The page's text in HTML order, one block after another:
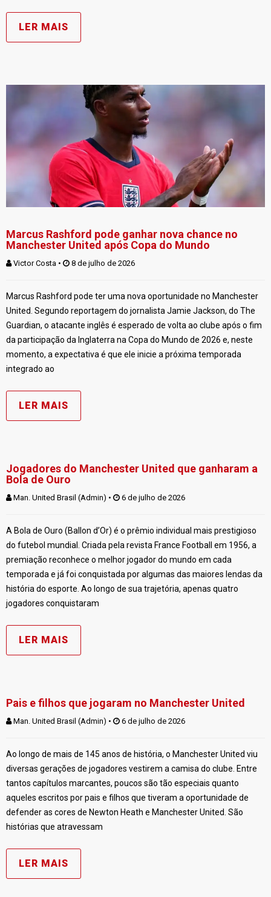
LER MAIS
Marcus Rashford pode ganhar nova chance no
Manchester United após Copa do Mundo
Victor Costa • 8 de julho de 2026
Marcus Rashford pode ter uma nova oportunidade no Manchester
United. Segundo reportagem do jornalista Jamie Jackson, do The
Guardian, o atacante inglês é esperado de volta ao clube após o fim
da participação da Inglaterra na Copa do Mundo de 2026 e, neste
momento, a expectativa é que ele inicie a próxima temporada
integrado ao
LER MAIS
Jogadores do Manchester United que ganharam a
Bola de Ouro
Man. United Brasil (Admin) • 6 de julho de 2026
A Bola de Ouro (Ballon d’Or) é o prêmio individual mais prestigioso
do futebol mundial. Criada pela revista France Football em 1956, a
premiação reconhece o melhor jogador do mundo em cada
temporada e já foi conquistada por algumas das maiores lendas da
história do esporte. Ao longo de sua trajetória, apenas quatro
jogadores conquistaram
LER MAIS
Pais e filhos que jogaram no Manchester United
Man. United Brasil (Admin) • 6 de julho de 2026
Ao longo de mais de 145 anos de história, o Manchester United viu
diversas gerações de jogadores vestirem a camisa do clube. Entre
tantos capítulos marcantes, poucos são tão especiais quanto
aqueles escritos por pais e filhos que tiveram a oportunidade de
defender as cores de Newton Heath e Manchester United. São
histórias que atravessam
LER MAIS